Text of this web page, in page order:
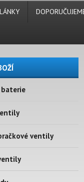
ventily